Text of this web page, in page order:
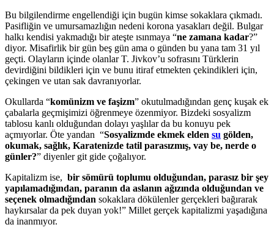
Bu bilgilendirme engellendiği için bugün kimse sokaklara çıkmadı.
Pasifliğin ve umursamazlığın nedeni korona yasakları değil. Bulgar
halkı kendisi yakmadığı bir ateşte ısınmaya “ne zamana kadar?”
diyor. Misafirlik bir gün beş gün ama o günden bu yana tam 31 yıl
geçti. Olayların içinde olanlar T. Jivkov’u sofrasını Türklerin
devirdiğini bildikleri için ve bunu itiraf etmekten çekindikleri için,
çekingen ve utan sak davranıyorlar.
Okullarda “komünizm ve faşizm” okutulmadığından genç kuşak ek
çabalarla geçmişimizi öğrenmeye özenmiyor. Bizdeki sosyalizm
tablosu kanlı olduğundan dolayı yaşlılar da bu konuyu pek
açmıyorlar. Öte yandan “Sosyalizmde ekmek elden su gölden,
okumak, sağlık, Karatenizde tatil parasızmış, vay be, nerde o
günler?” diyenler git gide çoğalıyor.
Kapitalizm ise, bir sömürü toplumu olduğundan, parasız bir şey
yapılamadığından, paranın da aslanın ağızında olduğundan ve
seçenek olmadığından sokaklara dökülenler gerçekleri bağırarak
haykırsalar da pek duyan yok!” Millet gerçek kapitalizmi yaşadığına
da inanmıyor.